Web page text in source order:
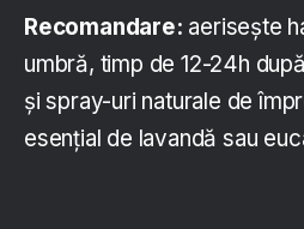
Recomandare: aerisește
umbră, timp de 12-24h
și spray-uri naturale de
esențial de lavandă sau